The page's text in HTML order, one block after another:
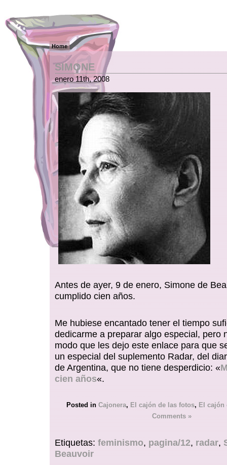
Home
SIMONE
enero 11th, 2008
Antes de ayer, 9 de enero, Simone de
cumplido cien años.
Me hubiese encantado tener el tiempo
dedicarme a preparar algo especial, pero
modo que les dejo este enlace para que
un especial del suplemento Radar, del
de Argentina, que no tiene desperdicio: «
cien años«.
Posted inCajonera,El cajón de las fotos,El cajón
Comments »
Etiquetas:feminismo,pagina/12,radar,
Beauvoir